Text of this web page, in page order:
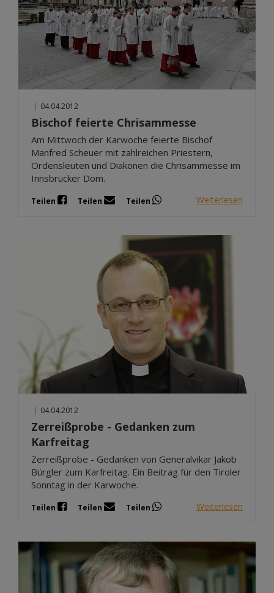
| 04.04.2012
Bischof feierte Chrisammesse
Am Mittwoch der Karwoche feierte Bischof
Manfred Scheuer mit zahlreichen Priestern,
Ordensleuten und Diakonen die Chrisammesse im
Innsbrucker Dom.
Teilen Teilen Teilen Weiterlesen
| 04.04.2012
Zerreißprobe - Gedanken zum
Karfreitag
Zerreißprobe - Gedanken von Generalvikar Jakob
Bürgler zum Karfreitag. Ein Beitrag für den Tiroler
Sonntag in der Karwoche.
Teilen Teilen Teilen Weiterlesen